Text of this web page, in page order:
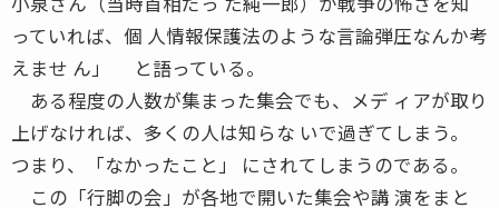
っていれば、個 人情報保護法のような言論弾圧なんか考
えませ ん」 と語っている。
ある程度の人数が集まった集会でも、メデ ィアが取り
上げなければ、多くの人は知らな いで過ぎてしまう。
つまり、「なかったこと」 にされてしまうのである。
この「行脚の会」が各地で開いた集会や講 演をまと